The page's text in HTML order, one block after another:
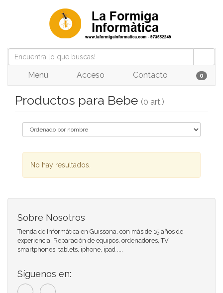
Menú Acceso Contacto 0
Productos para Bebe (0 art.)
No hay resultados.
Sobre Nosotros
Tienda de Informática en Guissona, con más de 15 años de
experiencia. Reparación de equipos, ordenadores, TV,
smartphones, tablets, iphone, ipad ....
Síguenos en: